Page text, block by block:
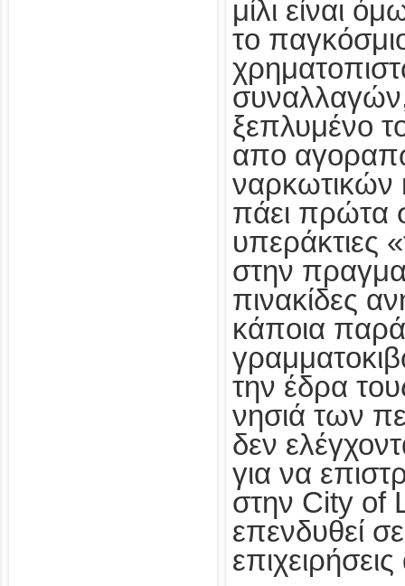
μίλι είναι
το
ξεπλυμένο
απο
ναρκωτικών
πάει πρώτα
υπεράκτιες
στην
πινακίδες
κάποια
την έδρα
νησιά των
δεν
για να
στην City of
επενδυθεί